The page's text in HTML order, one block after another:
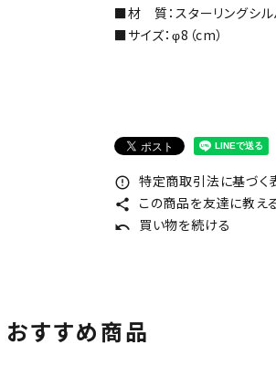
■材 質：スターリングシル
■サイズ：φ8（cm）
error_outline 特定商取引法に基づく
share この商品を友達に教え
undo 買い物を続ける
おすすめ商品